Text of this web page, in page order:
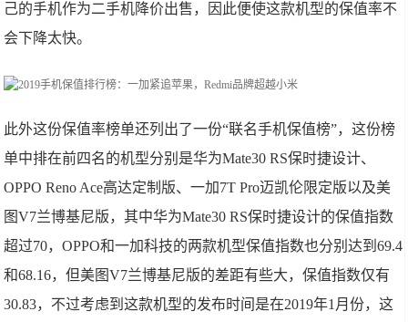
己的手机作为二手机降价出售，因此便使这款机型的保值率不
会下降太快。
此外这份保值率榜单还列出了一份“联名手机保值榜”，这份榜
单中排在前四名的机型分别是华为Mate30 RS保时捷设计、
OPPO Reno Ace高达定制版、一加7T Pro迈凯伦限定版以及美
图V7兰博基尼版，其中华为Mate30 RS保时捷设计的保值指数
超过70，OPPO和一加科技的两款机型保值指数也分别达到69.4
和68.16，但美图V7兰博基尼版的差距有些大，保值指数仅有
30.83，不过考虑到这款机型的发布时间是在2019年1月份，这